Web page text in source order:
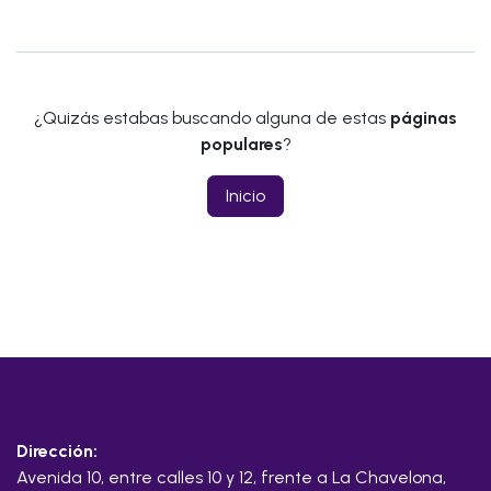
¿Quizás estabas buscando alguna de estas páginas
populares?
Inicio
Dirección:
Avenida 10, entre calles 10 y 12, frente a La Chavelona,